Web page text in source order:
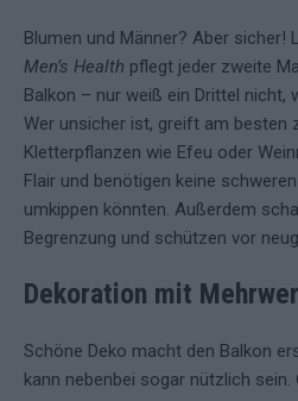
Blumen und Männer? Aber sicher!
Men’s Health pflegt jeder zweite
Balkon – nur weiß ein Drittel nicht,
Wer unsicher ist, greift am besten
Kletterpflanzen wie Efeu oder
Flair und benötigen keine
umkippen könnten. Außerdem
Begrenzung und schützen vor
Dekoration mit
Schöne Deko macht den Balkon
kann nebenbei sogar nützlich